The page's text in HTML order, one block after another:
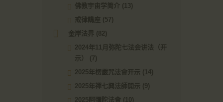
佛教宇宙学简介 (13)
戒律講座 (57)
金岸法界 (82)
2024年11月弥陀七法会讲法（开
示）
(7)
2025年楞嚴咒法會开示 (14)
2025年禪七興法師開示 (9)
2025阿彌陀法會 (10)